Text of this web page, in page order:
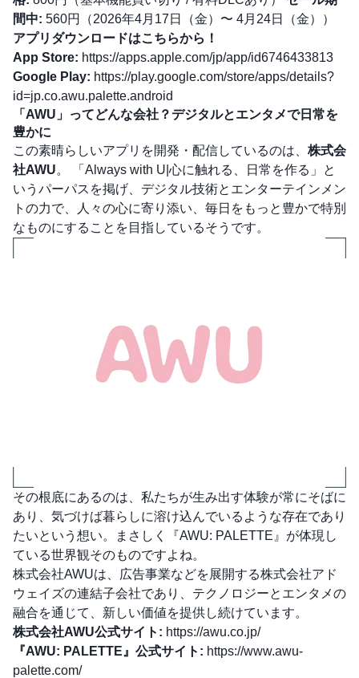
間中: 560円（2026年4月17日（金）〜 4月24日（金））
アプリダウンロードはこちらから！
App Store: https://apps.apple.com/jp/app/id6746433813
Google Play: https://play.google.com/store/apps/details?
id=jp.co.awu.palette.android
「AWU」ってどんな会社？デジタルとエンタメで日常を
豊かに
この素晴らしいアプリを開発・配信しているのは、 株式会
社AWU。 「Always with U|心に触れる、日常を作る」と
いうパーパスを掲げ、デジタル技術とエンターテインメン
トの力で、人々の心に寄り添い、毎日をもっと豊かで特別
なものにすることを目指しているそうです。
その根底にあるのは、私たちが生み出す体験が常にそばに
あり、気づけば暮らしに溶け込んでいるような存在であり
たいという想い。まさしく『AWU: PALETTE』が体現し
ている世界観そのものですよね。
株式会社AWUは、広告事業などを展開する株式会社アド
ウェイズの連結子会社であり、テクノロジーとエンタメの
融合を通じて、新しい価値を提供し続けています。
株式会社AWU公式サイト: https://awu.co.jp/
『AWU: PALETTE』公式サイト: https://www.awu-
palette.com/